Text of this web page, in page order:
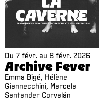
Du 7 févr. au 8 févr. 2026
Archive Fever
Emma Bigé, Hélène
Giannecchini, Marcela
Santander Corvalán